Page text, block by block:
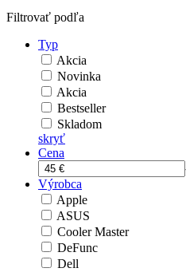
Filtrovať podľa
Typ
Akcia
Novinka
Akcia
Bestseller
Skladom
skryť
Cena
Výrobca
Apple
ASUS
Cooler Master
DeFunc
Dell